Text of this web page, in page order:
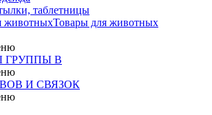
таблетницы
Товары для животных
В
И СВЯЗОК